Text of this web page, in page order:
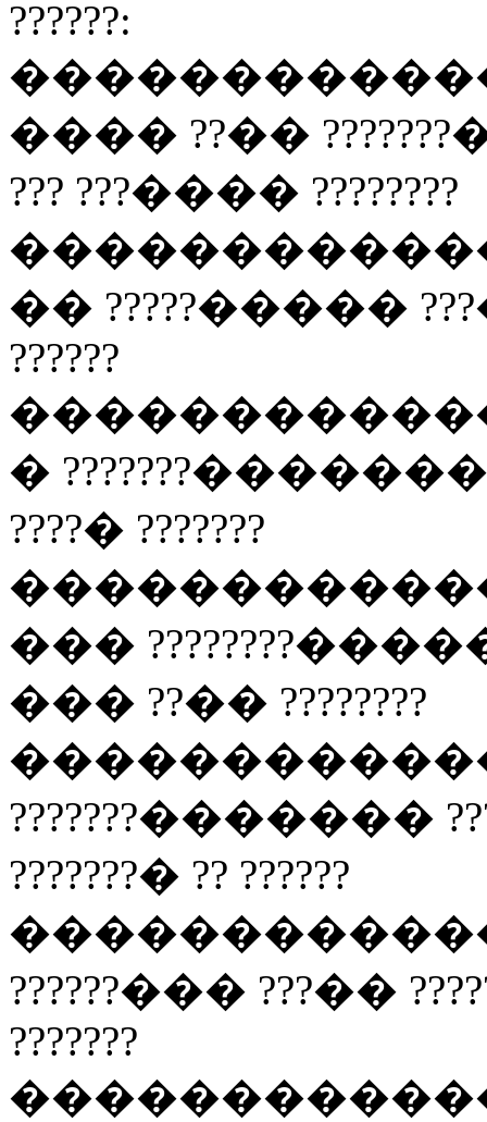
??????:
���� ??��
??? ???���� ????????
���������������
�� ?????�����
??????
� ???????�������
????� ???????
���
��� ??�� ????????
???????�������
???????� ?? ??????
??????��� ???��
???????